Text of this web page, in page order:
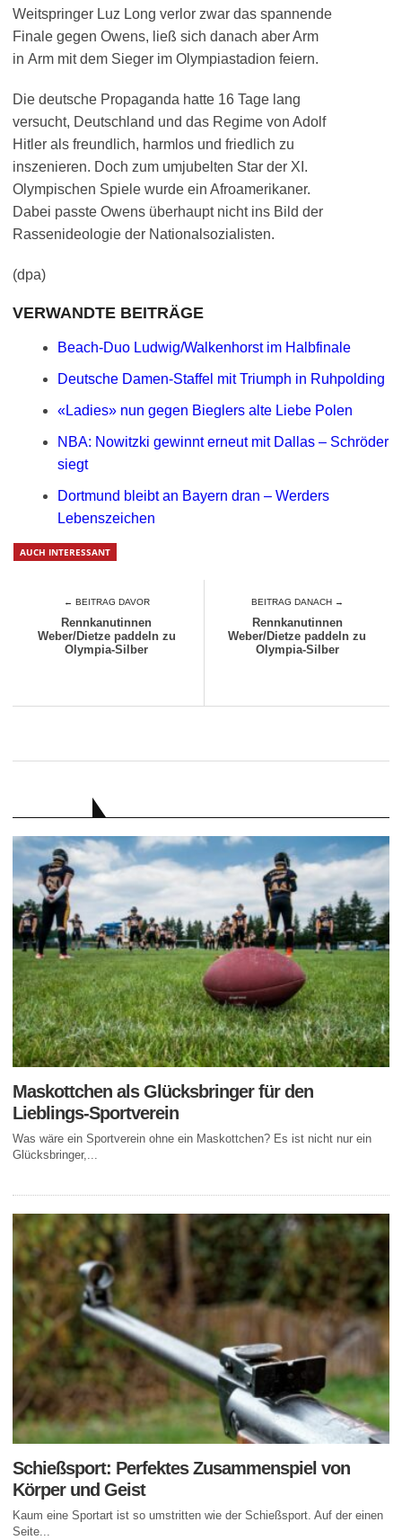
Weitspringer Luz Long verlor zwar das spannende
Finale gegen Owens, ließ sich danach aber Arm
in Arm mit dem Sieger im Olympiastadion feiern.
Die deutsche Propaganda hatte 16 Tage lang
versucht, Deutschland und das Regime von Adolf
Hitler als freundlich, harmlos und friedlich zu
inszenieren. Doch zum umjubelten Star der XI.
Olympischen Spiele wurde ein Afroamerikaner.
Dabei passte Owens überhaupt nicht ins Bild der
Rassenideologie der Nationalsozialisten.
(dpa)
VERWANDTE BEITRÄGE
Beach-Duo Ludwig/Walkenhorst im Halbfinale
Deutsche Damen-Staffel mit Triumph in Ruhpolding
«Ladies» nun gegen Bieglers alte Liebe Polen
NBA: Nowitzki gewinnt erneut mit Dallas – Schröder
siegt
Dortmund bleibt an Bayern dran – Werders
Lebenszeichen
AUCH INTERESSANT
← BEITRAG DAVOR
Rennkanutinnen
Weber/Dietze paddeln zu
Olympia-Silber
BEITRAG DANACH →
Rennkanutinnen
Weber/Dietze paddeln zu
Olympia-Silber
Maskottchen als Glücksbringer für den
Lieblings-Sportverein
Was wäre ein Sportverein ohne ein Maskottchen? Es ist nicht nur ein
Glücksbringer,...
Schießsport: Perfektes Zusammenspiel von
Körper und Geist
Kaum eine Sportart ist so umstritten wie der Schießsport. Auf der einen
Seite...